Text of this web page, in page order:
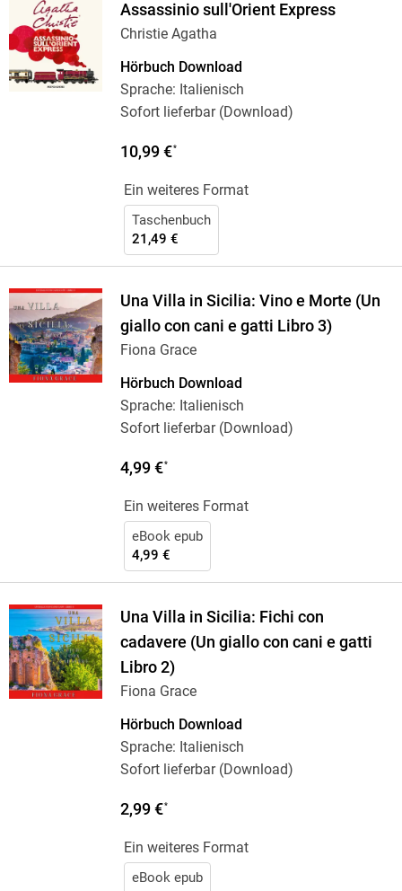
Assassinio sull'Orient Express
Christie Agatha
Hörbuch Download
Sprache: Italienisch
Sofort lieferbar (Download)
10,99 €*
Ein weiteres Format
Taschenbuch
21,49 €
Una Villa in Sicilia: Vino e Morte (Un
giallo con cani e gatti Libro 3)
Fiona Grace
Hörbuch Download
Sprache: Italienisch
Sofort lieferbar (Download)
4,99 €*
Ein weiteres Format
eBook epub
4,99 €
Una Villa in Sicilia: Fichi con
cadavere (Un giallo con cani e gatti
Libro 2)
Fiona Grace
Hörbuch Download
Sprache: Italienisch
Sofort lieferbar (Download)
2,99 €*
Ein weiteres Format
eBook epub